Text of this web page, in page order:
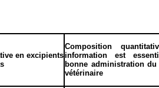
en excipients
Composition
information est
bonne administration du
vétérinaire